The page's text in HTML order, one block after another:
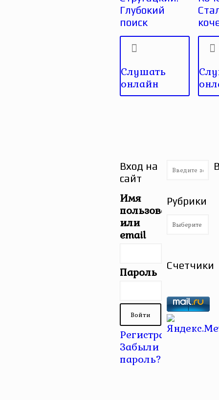
Глубокий
поиск
Слушать
онлайн
Вход на
сайт
Имя
пользователя
или
email
Пароль
Регистрация |
Забыли
пароль?
Рубрики
Рубрики
Счетчики